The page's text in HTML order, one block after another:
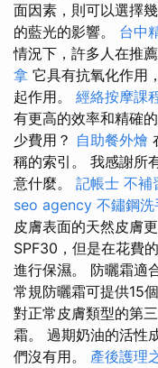
面因素，則可以選擇
的藍光的影響。 台中
情況下，許多人在推
拿 它具有抗氧化作用
起作用。 經絡按摩課
有更高的效率和精確
少費用？ 自助餐外燴
稱的索引。 我感謝所
意什麼。 記帳士 不補
seo agency 不鏽鋼洗
皮膚表面的天然皮膚更
SPF30，但是在花費
進行保濕。 防曬霜適
常規防曬霜可提供15
對正常皮膚類型的第
霜。 過期奶油的活性
們沒有用。 產後護理